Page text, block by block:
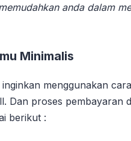
anda dalam
Minimalis
menggunakan
Dan proses pembayaran
berikut :